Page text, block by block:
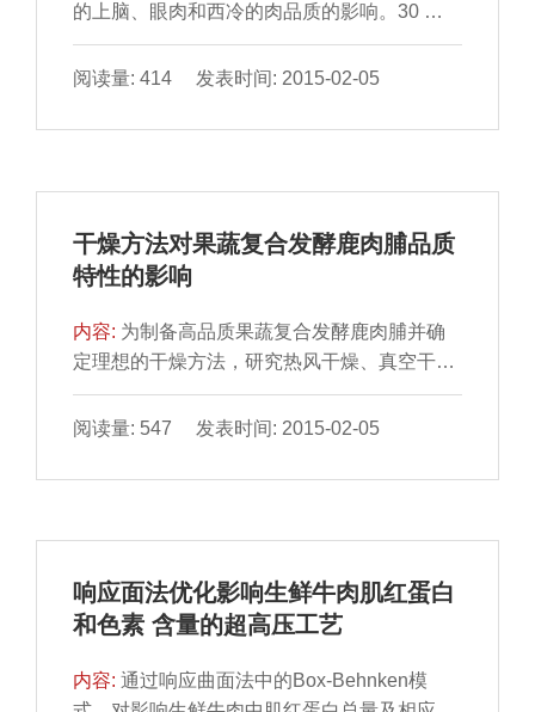
的上脑、眼肉和西冷的肉品质的影响。30 头
去势的体质量相近 的7 月龄皖南牛，随机分成
5 组，各组根...
阅读量: 414 发表时间: 2015-02-05
干燥方法对果蔬复合发酵鹿肉脯品质
特性的影响
内容: 为制备高品质果蔬复合发酵鹿肉脯并确
定理想的干燥方法，研究热风干燥、真空干燥
和微波干燥对果蔬复 合发酵鹿肉脯干燥特性、
感官品质和质构...
阅读量: 547 发表时间: 2015-02-05
响应面法优化影响生鲜牛肉肌红蛋白
和色素 含量的超高压工艺
内容:通过响应曲面法中的Box-Behnken模